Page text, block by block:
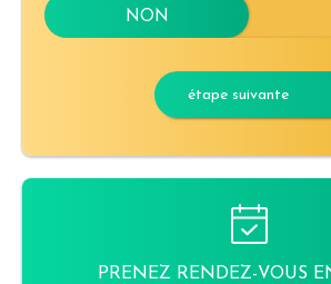
étape suivante
PRENEZ RENDEZ-VOUS